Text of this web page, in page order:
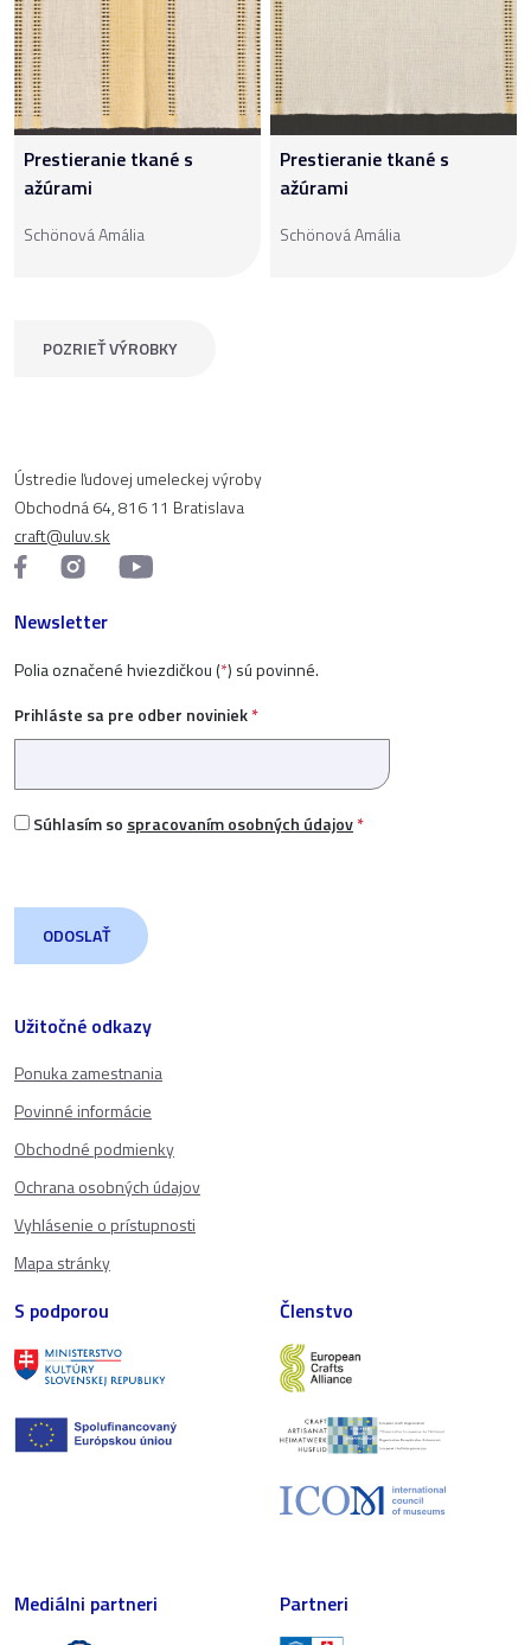
Prestieranie tkané s
ažúrami
Schönová Amália
Prestieranie tkané s
ažúrami
Schönová Amália
POZRIEŤ VÝROBKY
Užitočné odkazy
Ponuka zamestnania
Povinné informácie
Obchodné podmienky
Ochrana osobných údajov
Vyhlásenie o prístupnosti
Mapa stránky
Ústredie ľudovej umeleckej výroby
Obchodná 64, 816 11 Bratislava
craft@uluv.sk
Newsletter
Polia označené hviezdičkou (*) sú povinné.
Prihláste sa pre odber noviniek*
Súhlasím so spracovaním osobných údajov*
S podporou Členstvo
Mediálni partneri Partneri